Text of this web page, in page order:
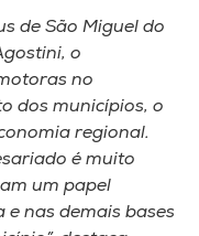
de São Miguel do
o
no
dos municípios, o
regional.
é muito
um papel
nas demais bases